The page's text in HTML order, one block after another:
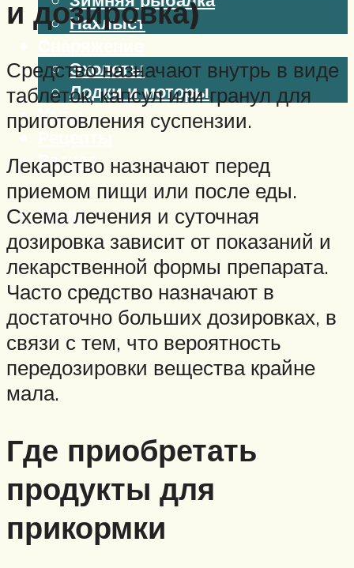
Нахлыст
Эхолоты
Лодки и моторы
Узлы
Разное
Меню
и дозировка)
Средство назначают внутрь в виде
таблеток, капсул или гранул для
приготовления суспензии.
Лекарство назначают перед
приемом пищи или после еды.
Схема лечения и суточная
дозировка зависит от показаний и
лекарственной формы препарата.
Часто средство назначают в
достаточно больших дозировках, в
связи с тем, что вероятность
передозировки вещества крайне
мала.
Где приобретать
продукты для
прикормки